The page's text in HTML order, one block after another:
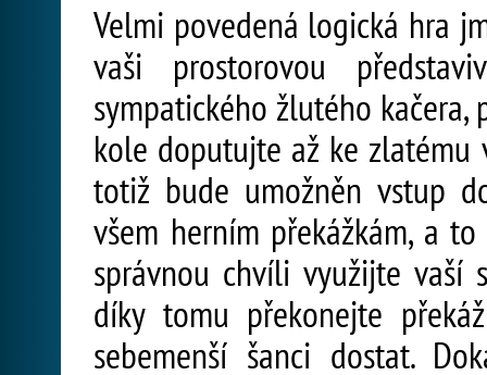
Velmi povedená logická hra
vaši prostorovou
sympatického žlutého
kole doputujte až ke zlatému
totiž bude umožněn vstup
všem herním překážkám, a
správnou chvíli využijte vaší
díky tomu překonejte
sebemenší šanci dostat.